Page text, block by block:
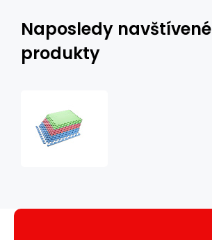
Naposledy navštívené
produkty